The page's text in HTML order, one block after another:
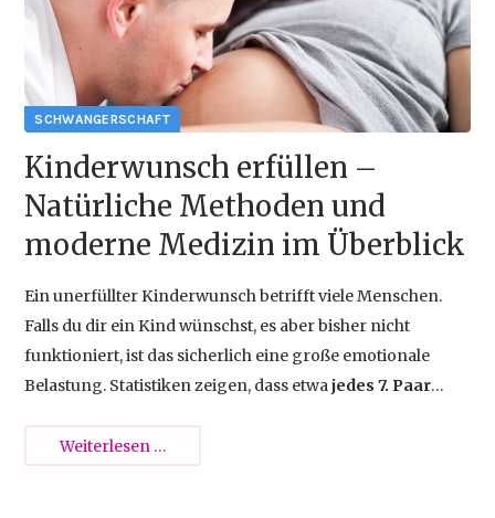
Kinderwunsch erfüllen –
Natürliche Methoden und
moderne Medizin im Überblick
Ein unerfüllter Kinderwunsch betrifft viele Menschen.
Falls du dir ein Kind wünschst, es aber bisher nicht
funktioniert, ist das sicherlich eine große emotionale
Belastung. Statistiken zeigen, dass etwajedes 7. Paar
zu werden. Die Ursachen sind vielfältig – von
Weiterlesen …Kinderwunsch